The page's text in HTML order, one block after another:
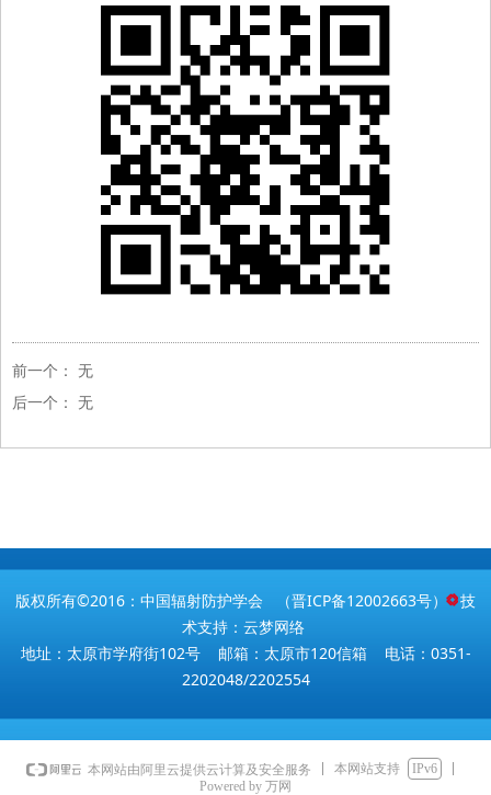
前一个：
无
后一个：
无
版权所有©2016：中国辐射防护学会 （晋ICP备12002663号） 技
术支持：云梦网络
地址：太原市学府街102号 邮箱：太原市120信箱 电话：0351-
2202048/2202554
本网站由阿里云提供云计算及安全服务 本网站支持
IPv6
Powered by 万网